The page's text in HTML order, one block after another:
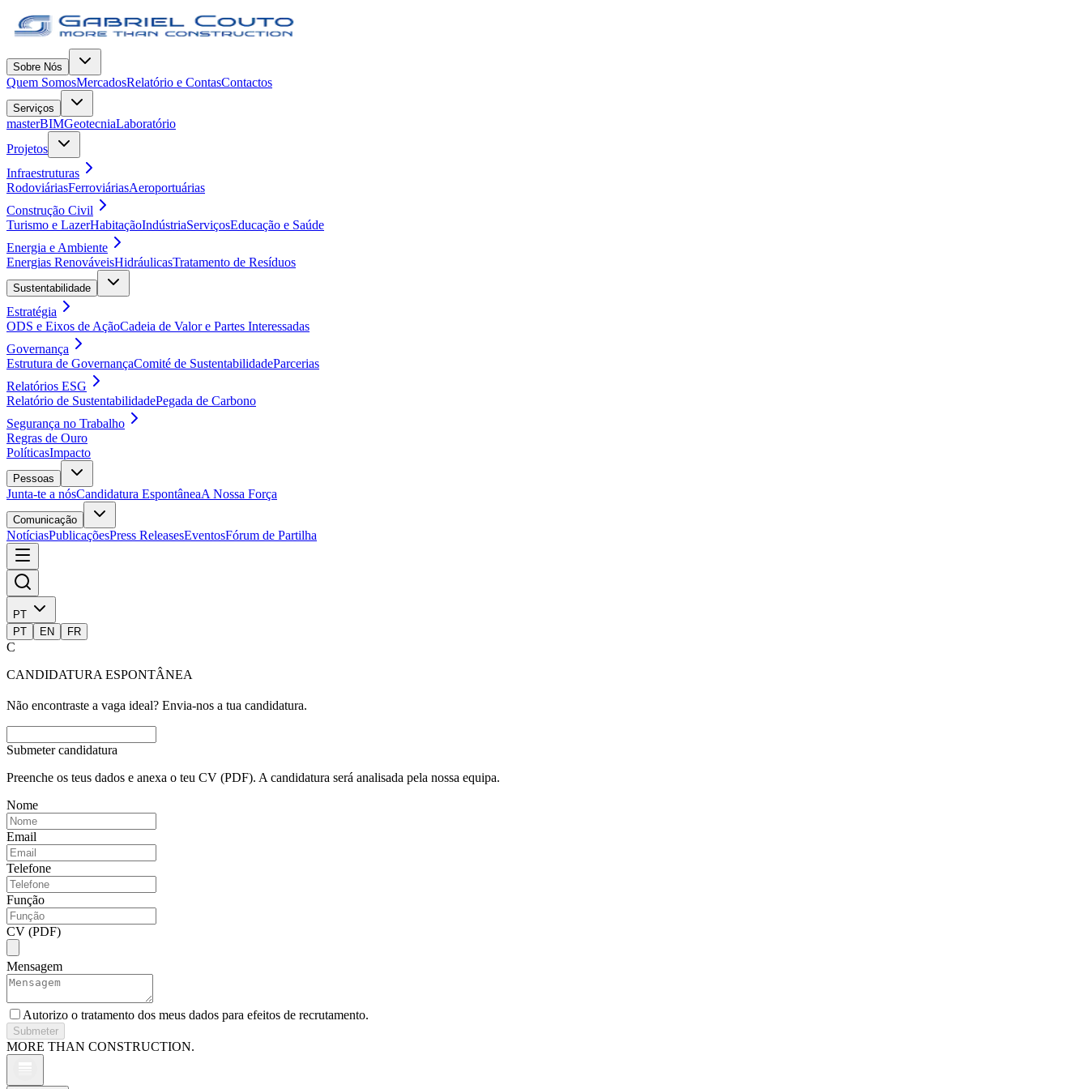
Sobre Nós
Quem SomosMercadosRelatório e ContasContactos
Serviços
masterBIMGeotecniaLaboratório
Projetos
Infraestruturas
RodoviáriasFerroviáriasAeroportuárias
Construção Civil
Turismo e LazerHabitaçãoIndústriaServiçosEducação e Saúde
Energia e Ambiente
Energias RenováveisHidráulicasTratamento de Resíduos
Sustentabilidade
Estratégia
ODS e Eixos de AçãoCadeia de Valor e Partes Interessadas
Governança
Estrutura de GovernançaComité de SustentabilidadeParcerias
Relatórios ESG
Relatório de SustentabilidadePegada de Carbono
Segurança no Trabalho
Regras de Ouro
PolíticasImpacto
Pessoas
Junta-te a nósCandidatura EspontâneaA Nossa Força
Comunicação
NotíciasPublicaçõesPress ReleasesEventosFórum de Partilha
PT
PT
EN FR
C
CANDIDATURA ESPONTÂNEA
Não encontraste a vaga ideal? Envia-nos a tua candidatura.
Submeter candidatura
Preenche os teus dados e anexa o teu CV (PDF). A candidatura será analisada pela nossa equipa.
Nome
Email
Telefone
Função
CV (PDF)
Mensagem
Autorizo o tratamento dos meus dados para efeitos de recrutamento.
Submeter
MORE THAN CONSTRUCTION.